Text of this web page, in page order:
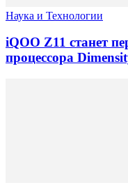
Наука и Технологии
iQOO Z11 станет
процессора